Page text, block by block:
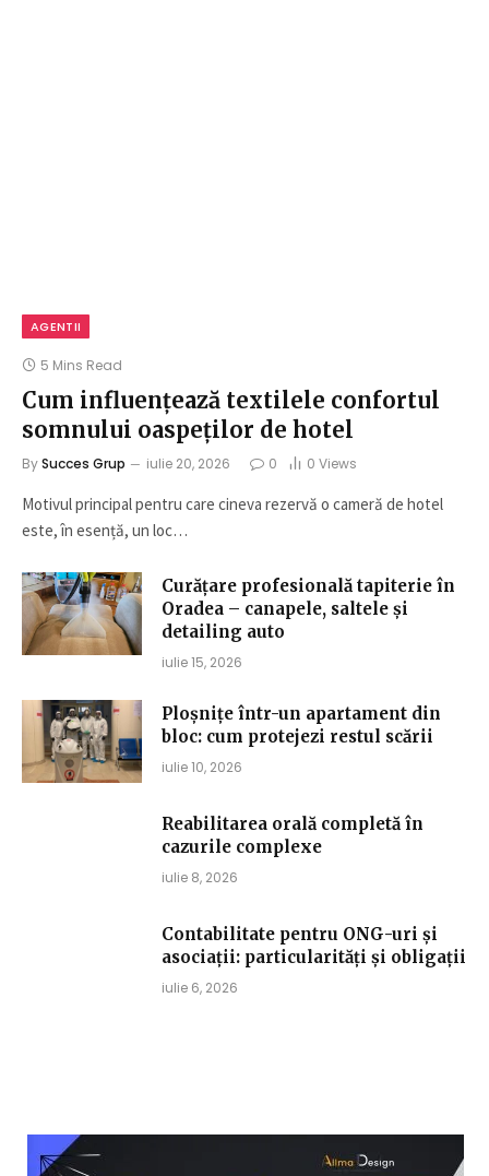
AGENTII
5 Mins Read
Cum influențează textilele confortul
somnului oaspeților de hotel
BySucces Grup iulie 20, 2026 0 0 Views
Motivul principal pentru care cineva rezervă o cameră de hotel
este, în esență, un loc…
Curățare profesională tapiterie în
Oradea – canapele, saltele și
detailing auto
iulie 15, 2026
Ploșnițe într-un apartament din
bloc: cum protejezi restul scării
iulie 10, 2026
Reabilitarea orală completă în
cazurile complexe
iulie 8, 2026
Contabilitate pentru ONG-uri și
asociații: particularități și obligații
iulie 6, 2026